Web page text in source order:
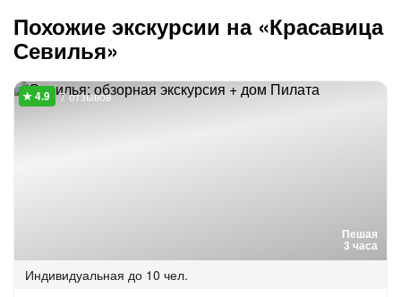
Похожие экскурсии на «Красавица
Севилья»
Пешая
3 часа
7 отзывов
Индивидуальная до 10 чел.